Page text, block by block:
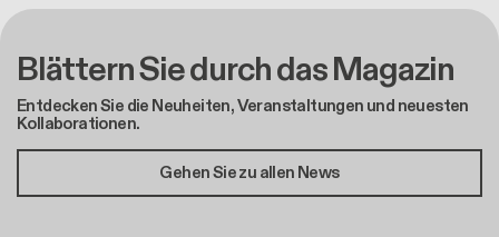
Blättern Sie durch das Magazin
Entdecken Sie die Neuheiten, Veranstaltungen und neuesten
Kollaborationen.
Gehen Sie zu allen News